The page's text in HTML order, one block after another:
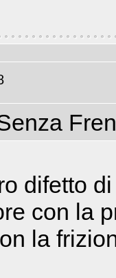
difetto
con la
la